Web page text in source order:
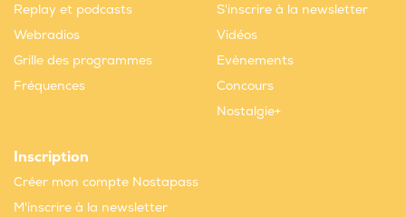
Replay et podcasts
Webradios
Grille des programmes
Fréquences
S'inscrire à la newsletter
Vidéos
Evènements
Concours
Nostalgie+
Inscription
Créer mon compte Nostapass
M'inscrire à la newsletter